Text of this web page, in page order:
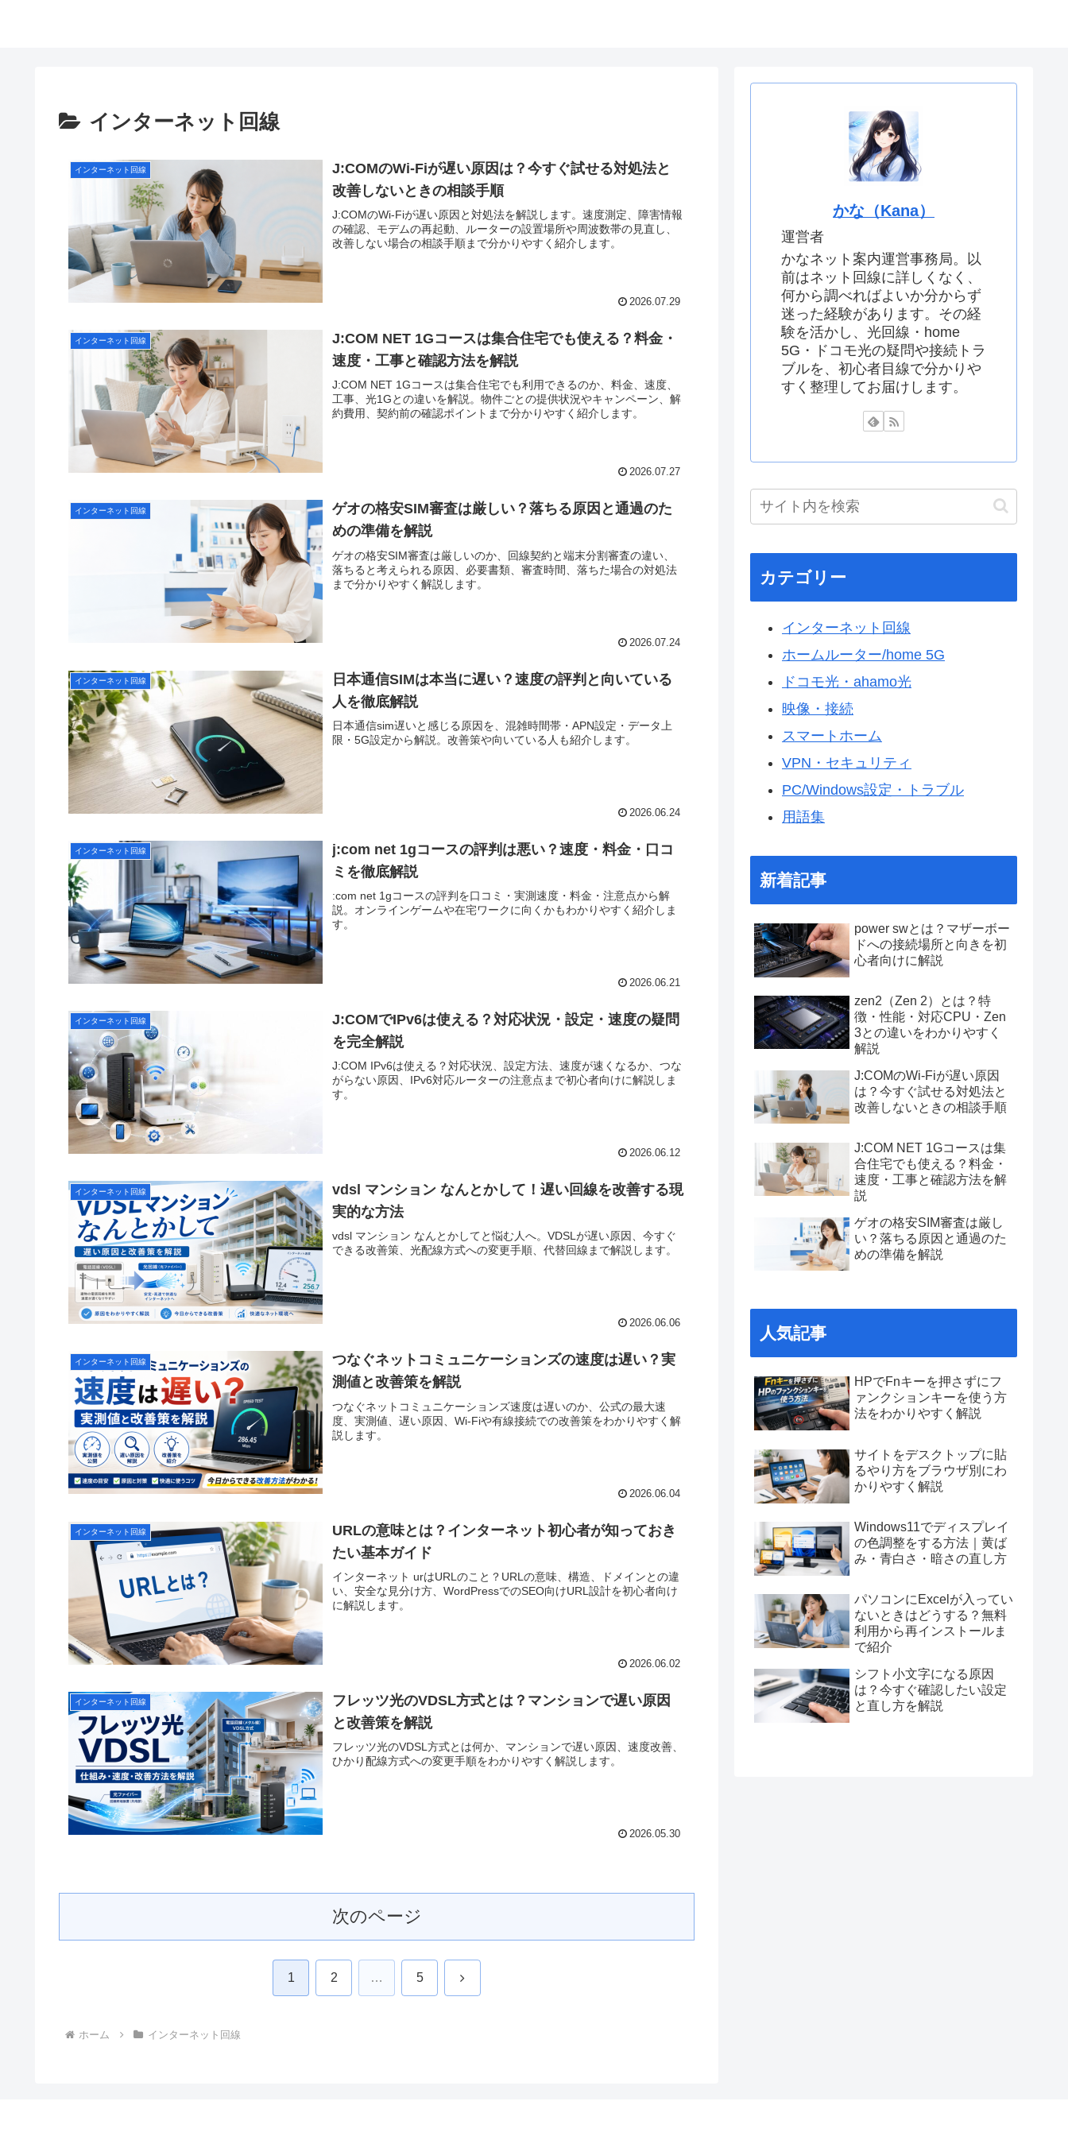
インターネット回線
インターネット回線
J:COMのWi-Fiが遅い原因は？今すぐ試せる対処法と
改善しないときの相談手順
J:COMのWi-Fiが遅い原因と対処法を解説します。速度測定、障害情報
の確認、モデムの再起動、ルーターの設置場所や周波数帯の見直し、
改善しない場合の相談手順まで分かりやすく紹介します。
2026.07.29
インターネット回線
J:COM NET 1Gコースは集合住宅でも使える？料金・
速度・工事と確認方法を解説
J:COM NET 1Gコースは集合住宅でも利用できるのか、料金、速度、
工事、光1Gとの違いを解説。物件ごとの提供状況やキャンペーン、解
約費用、契約前の確認ポイントまで分かりやすく紹介します。
2026.07.27
インターネット回線
ゲオの格安SIM審査は厳しい？落ちる原因と通過のた
めの準備を解説
ゲオの格安SIM審査は厳しいのか、回線契約と端末分割審査の違い、
落ちると考えられる原因、必要書類、審査時間、落ちた場合の対処法
まで分かりやすく解説します。
2026.07.24
インターネット回線
日本通信SIMは本当に遅い？速度の評判と向いている
人を徹底解説
日本通信sim遅いと感じる原因を、混雑時間帯・APN設定・データ上
限・5G設定から解説。改善策や向いている人も紹介します。
2026.06.24
インターネット回線
j:com net 1gコースの評判は悪い？速度・料金・口コ
ミを徹底解説
:com net 1gコースの評判を口コミ・実測速度・料金・注意点から解
説。オンラインゲームや在宅ワークに向くかもわかりやすく紹介しま
す。
2026.06.21
インターネット回線
J:COMでIPv6は使える？対応状況・設定・速度の疑問
を完全解説
J:COM IPv6は使える？対応状況、設定方法、速度が速くなるか、つな
がらない原因、IPv6対応ルーターの注意点まで初心者向けに解説しま
す。
2026.06.12
インターネット回線
vdsl マンション なんとかして！遅い回線を改善する現
実的な方法
vdsl マンション なんとかしてと悩む人へ。VDSLが遅い原因、今すぐ
できる改善策、光配線方式への変更手順、代替回線まで解説します。
2026.06.06
インターネット回線
つなぐネットコミュニケーションズの速度は遅い？実
測値と改善策を解説
つなぐネットコミュニケーションズ速度は遅いのか、公式の最大速
度、実測値、遅い原因、Wi-Fiや有線接続での改善策をわかりやすく解
説します。
2026.06.04
インターネット回線
URLの意味とは？インターネット初心者が知っておき
たい基本ガイド
インターネット urはURLのこと？URLの意味、構造、ドメインとの違
い、安全な見分け方、WordPressでのSEO向けURL設計を初心者向け
に解説します。
2026.06.02
インターネット回線
フレッツ光のVDSL方式とは？マンションで遅い原因
と改善策を解説
フレッツ光のVDSL方式とは何か、マンションで遅い原因、速度改善、
ひかり配線方式への変更手順をわかりやすく解説します。
2026.05.30
次のページ
1 2 … 5 次
ホーム インターネット回線
かな（Kana）
運営者
かなネット案内運営事務局。以
前はネット回線に詳しくなく、
何から調べればよいか分からず
迷った経験があります。その経
験を活かし、光回線・home
5G・ドコモ光の疑問や接続トラ
ブルを、初心者目線で分かりや
すく整理してお届けします。
カテゴリー
インターネット回線
ホームルーター/home 5G
ドコモ光・ahamo光
映像・接続
スマートホーム
VPN・セキュリティ
PC/Windows設定・トラブル
用語集
新着記事
power swとは？マザーボー
ドへの接続場所と向きを初
心者向けに解説
zen2（Zen 2）とは？特
徴・性能・対応CPU・Zen
3との違いをわかりやすく
解説
J:COMのWi-Fiが遅い原因
は？今すぐ試せる対処法と
改善しないときの相談手順
J:COM NET 1Gコースは集
合住宅でも使える？料金・
速度・工事と確認方法を解
説
ゲオの格安SIM審査は厳し
い？落ちる原因と通過のた
めの準備を解説
人気記事
HPでFnキーを押さずにフ
ァンクションキーを使う方
法をわかりやすく解説
サイトをデスクトップに貼
るやり方をブラウザ別にわ
かりやすく解説
Windows11でディスプレイ
の色調整をする方法｜黄ば
み・青白さ・暗さの直し方
パソコンにExcelが入ってい
ないときはどうする？無料
利用から再インストールま
で紹介
シフト小文字になる原因
は？今すぐ確認したい設定
と直し方を解説